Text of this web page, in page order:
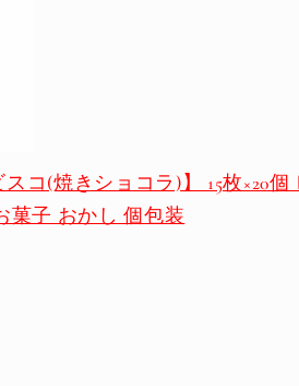
コ(焼きショコラ)】 15枚×20
菓子 おかし 個包装